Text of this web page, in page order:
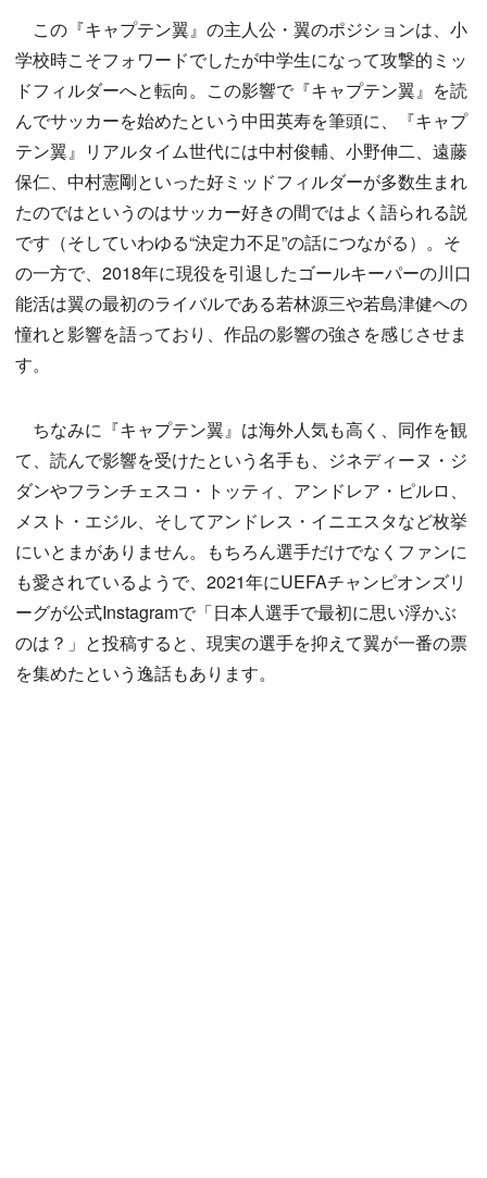
この『キャプテン翼』の主人公・翼のポジションは、小
学校時こそフォワードでしたが中学生になって攻撃的ミッ
ドフィルダーへと転向。この影響で『キャプテン翼』を読
んでサッカーを始めたという中田英寿を筆頭に、『キャプ
テン翼』リアルタイム世代には中村俊輔、小野伸二、遠藤
保仁、中村憲剛といった好ミッドフィルダーが多数生まれ
たのではというのはサッカー好きの間ではよく語られる説
です（そしていわゆる“決定力不足”の話につながる）。そ
の一方で、2018年に現役を引退したゴールキーパーの川口
能活は翼の最初のライバルである若林源三や若島津健への
憧れと影響を語っており、作品の影響の強さを感じさせま
す。
ちなみに『キャプテン翼』は海外人気も高く、同作を観
て、読んで影響を受けたという名手も、ジネディーヌ・ジ
ダンやフランチェスコ・トッティ、アンドレア・ピルロ、
メスト・エジル、そしてアンドレス・イニエスタなど枚挙
にいとまがありません。もちろん選手だけでなくファンに
も愛されているようで、2021年にUEFAチャンピオンズリ
ーグが公式Instagramで「日本人選手で最初に思い浮かぶ
のは？」と投稿すると、現実の選手を抑えて翼が一番の票
を集めたという逸話もあります。